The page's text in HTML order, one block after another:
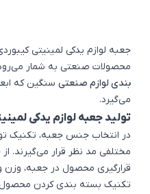
جعبه لوازم یدکی لمینیتی
محصولات صنعتی به شمار
بندی لوازم صنعتی سنگین که
می‌گیرد.
تولید جعبه لوازم یدکی
در انتخاب جنس جعبه، تکنیک
مختلفی مد نظر قرار می‌گیرند.
قرارگیری محصول در جعبه، وزن
تکنیک بسته‌ بندی کردن